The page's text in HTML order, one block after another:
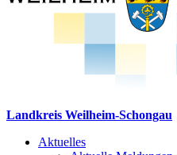
Landkreis Weilheim-Schongau
Aktuelles